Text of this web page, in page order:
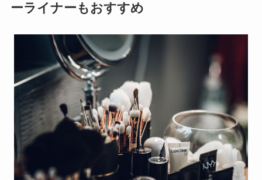
ーライナーもおすすめ